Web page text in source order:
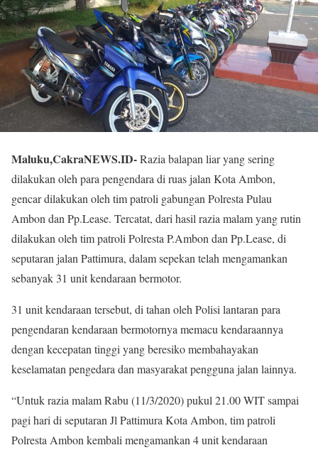
Maluku,CakraNEWS.ID-Razia balapan liar yang sering
dilakukan oleh para pengendara di ruas jalan Kota Ambon,
gencar dilakukan oleh tim patroli gabungan Polresta Pulau
Ambon dan Pp.Lease. Tercatat, dari hasil razia malam yang rutin
dilakukan oleh tim patroli Polresta P.Ambon dan Pp.Lease, di
seputaran jalan Pattimura, dalam sepekan telah mengamankan
sebanyak 31 unit kendaraan bermotor.
31 unit kendaraan tersebut, di tahan oleh Polisi lantaran para
pengendaran kendaraan bermotornya memacu kendaraannya
dengan kecepatan tinggi yang beresiko membahayakan
keselamatan pengedara dan masyarakat pengguna jalan lainnya.
“Untuk razia malam Rabu (11/3/2020) pukul 21.00 WIT sampai
pagi hari di seputaran Jl Pattimura Kota Ambon, tim patroli
Polresta Ambon kembali mengamankan 4 unit kendaraan